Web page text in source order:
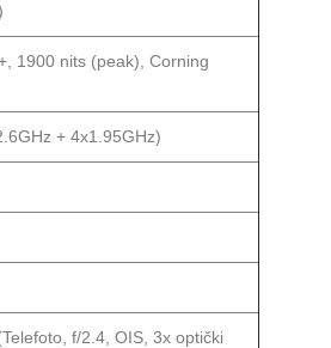
1900 nits (peak), Corning
+ 4x1.95GHz)
f/2.4, OIS, 3x optički